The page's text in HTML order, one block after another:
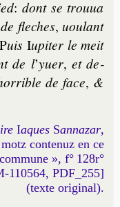
: dont se trou­ua
fleches,uou­lant
Puis Iu­pi­ter le meit
de l’yuer, et de­
de face, &
Iaques Sanna­zar,
conte­nuz en ce
», f° 128r°
110564, PDF_255]
(texte original).